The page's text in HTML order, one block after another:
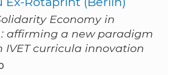
Economy in
: affirming a new paradigm
IVET curricula innovation